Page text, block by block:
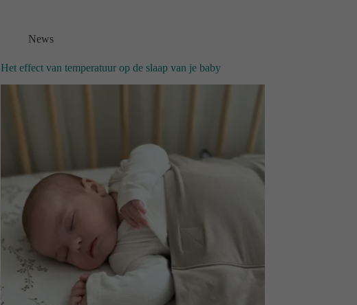
News
Het effect van temperatuur op de slaap van je baby